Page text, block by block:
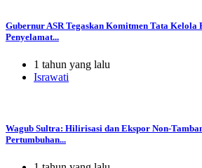
Gubernur ASR Tegaskan Komitmen Tata Kelola
Penyelamat...
1 tahun yang lalu
Israwati
Wagub Sultra: Hilirisasi dan Ekspor Non-
Pertumbuhan...